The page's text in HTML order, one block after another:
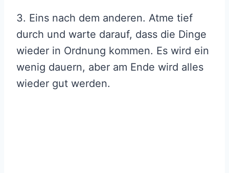
3. Eins nach dem anderen. Atme tief
durch und warte darauf, dass die Dinge
wieder in Ordnung kommen. Es wird ein
wenig dauern, aber am Ende wird alles
wieder gut werden.